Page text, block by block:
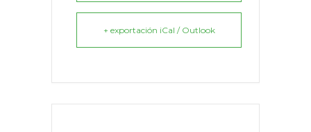
+ exportación iCal / Outlook